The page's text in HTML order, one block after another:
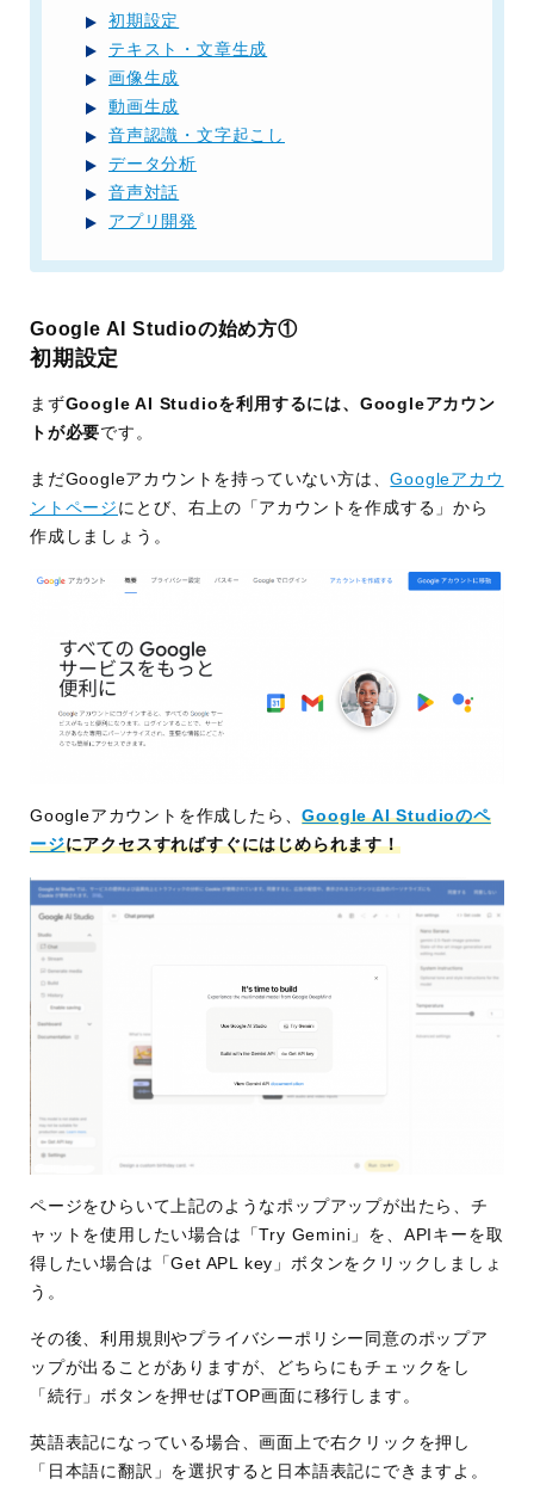
初期設定
テキスト・文章生成
画像生成
動画生成
音声認識・文字起こし
データ分析
音声対話
アプリ開発
Google AI Studioの始め方①
初期設定
まずGoogle AI Studioを利用するには、Googleアカウン
トが必要です。
まだGoogleアカウントを持っていない方は、Googleアカウ
ントページ にとび、右上の「アカウントを作成する」から
作成しましょう。
Googleアカウントを作成したら、Google AI Studioのペ
ージにアクセスすればすぐにはじめられます！
ページをひらいて上記のようなポップアップが出たら、チ
ャットを使用したい場合は「Try Gemini」を、APIキーを取
得したい場合は「Get APL key」ボタンをクリックしましょ
う。
その後、利用規則やプライバシーポリシー同意のポップア
ップが出ることがありますが、どちらにもチェックをし
「続行」ボタンを押せばTOP画面に移行します。
英語表記になっている場合、画面上で右クリックを押し
「日本語に翻訳」を選択すると日本語表記にできますよ。